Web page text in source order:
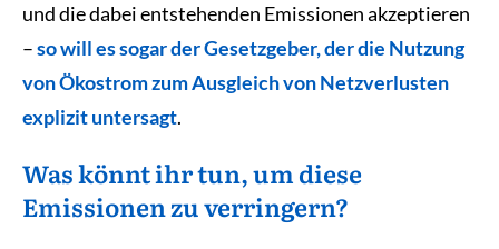
und die dabei entstehenden Emissionen akzeptieren
–so will es sogar der Gesetzgeber, der die Nutzung
von Ökostrom zum Ausgleich von Netzverlusten
explizit untersagt.
Was könnt ihr tun, um diese
Emissionen zu verringern?